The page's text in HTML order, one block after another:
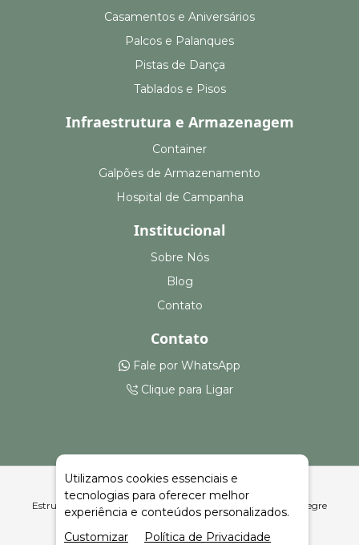
Casamentos e Aniversários
Palcos e Palanques
Pistas de Dança
Tablados e Pisos
Infraestrutura e Armazenagem
Container
Galpões de Armazenamento
Hospital de Campanha
Institucional
Sobre Nós
Blog
Contato
Contato
Fale por WhatsApp
Clique para Ligar
Estruturas para Feiras, Eventos e Armazenagem Rancho Alegre
| Celeiro Feiras e Eventos
Utilizamos cookies essenciais e
tecnologias para oferecer melhor
experiência e conteúdos personalizados.
Customizar
Política de Privacidade